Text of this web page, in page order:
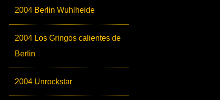
2004 Berlin Wuhlheide
2004 Los Gringos calientes de
Berlin
2004 Unrockstar